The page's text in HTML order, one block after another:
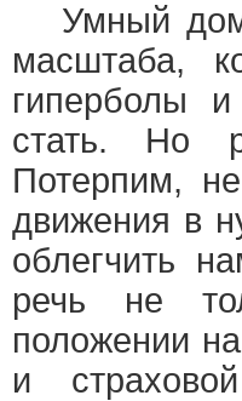
Умный дом
масштаба,
гиперболы
стать. Но
Потерпим,
движения в
облегчить
речь не
положении
и